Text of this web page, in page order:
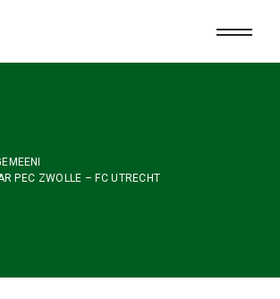
PEC ZWOLLE – FC UTRECHT